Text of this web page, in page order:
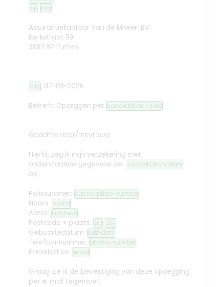
zip city
Assurantiekantoor Van de Mheen BV
Kerkstraat 89
3882 BP Putten
city, 07-08-2026
Betreft: Opzeggen per cancellation-date
Geachte heer/mevrouw,
Hierbij zeg ik mijn verzekering met
onderstaande gegevens per cancellation-date
op.
Polisnummer: subscription-number
Naam: name
Adres: address
Postcode + plaats: zip city
Geboortedatum: birthdate
Telefoonnummer: phone-number
E-mailadres: email
Graag zie ik de bevestiging van deze opzegging
per e-mail tegemoet.